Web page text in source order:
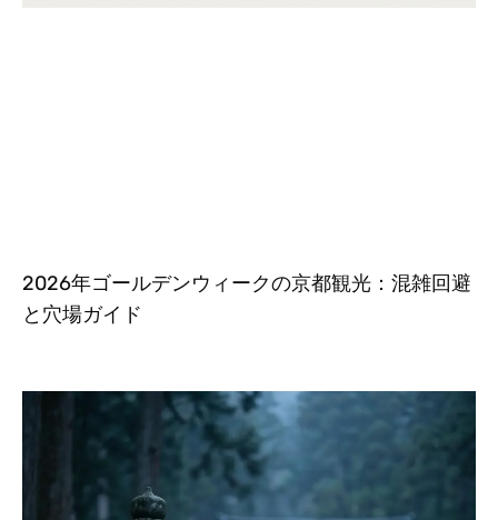
2026年ゴールデンウィークの京都観光：混雑回避
と穴場ガイド